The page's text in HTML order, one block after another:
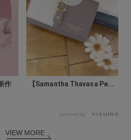
作
【Samantha Thavasa Pe...
powered by
VIEW MORE